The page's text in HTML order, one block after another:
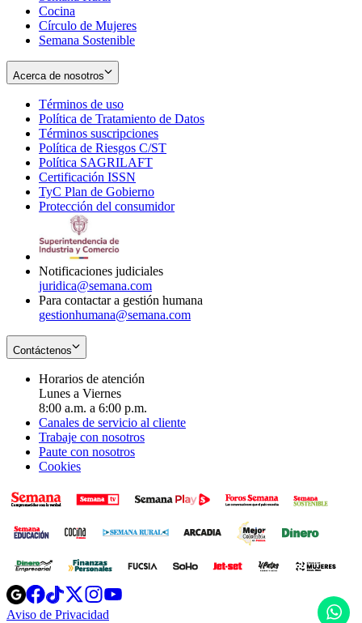
Cocina
Círculo de Mujeres
Semana Sostenible
Acerca de nosotros
Términos de uso
in
new
window
Política de Tratamiento de Datos
Términos suscripciones
in
Política de Riesgos C/ST
Política SAGRILAFT
new
window
Certificación ISSN
in
new
TyC Plan de Gobierno
in
Protección del consumidorOpens
Notificaciones judiciales
juridica@semana.com
Para contactar a gestión humana
gestionhumana@semana.com
Contáctenos
Horarios de atención
Lunes a Viernes
8:00 a.m. a 6:00 p.m.
Canales de servicio al cliente
Trabaje con nosotros
Paute con nosotros
Cookies
Opens
in
new
Opens
in
new
Opens
in
new
Opens
new
Aviso de Privacidad